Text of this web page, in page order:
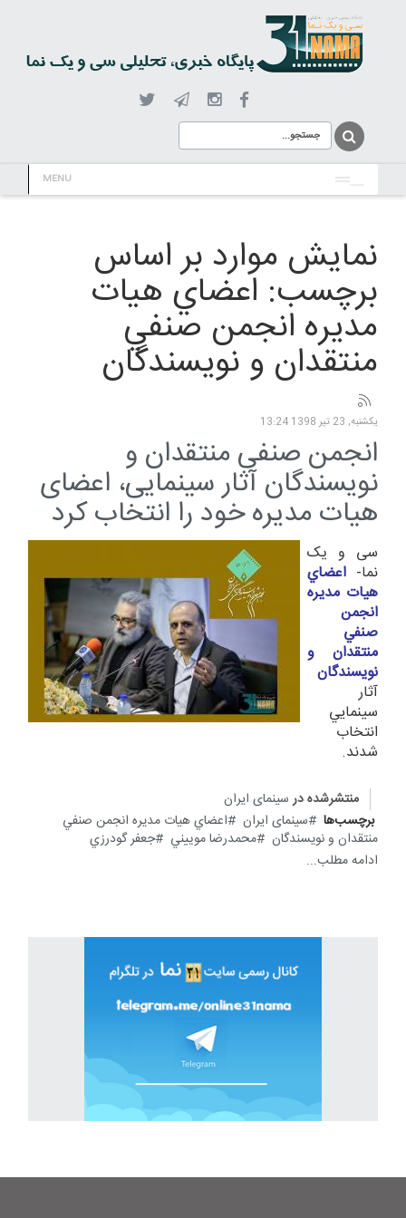
MENU
نمایش موارد بر اساس
برچسب: اعضاي هيات
مديره انجمن صنفي
منتقدان و نويسندگان
یکشنبه, 23 تیر 1398 13:24
انجمن صنفی منتقدان و
نویسندگان آثار سینمایی، اعضای
هیات مدیره خود را انتخاب کرد
سی و یک
نما- اعضاي
هيات مديره
انجمن
صنفي
منتقدان و
نويسندگان
آثار
سينمايي
انتخاب
شدند.
منتشرشده در سینمای ایران
برچسب‌ها
سینمای ایران
اعضاي هيات مديره انجمن صنفي
منتقدان و نويسندگان
محمدرضا موييني
جعفر گودرزي
ادامه مطلب...